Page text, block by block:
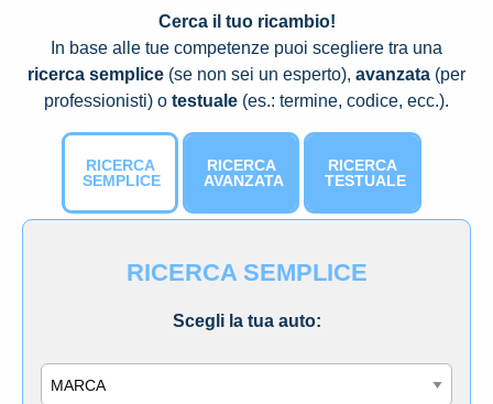
Cerca il tuo ricambio!
In base alle tue competenze puoi scegliere tra una
ricerca semplice (se non sei un esperto), avanzata (per
professionisti) o testuale (es.: termine, codice, ecc.).
RICERCA
SEMPLICE
RICERCA
AVANZATA
RICERCA
TESTUALE
RICERCA SEMPLICE
Scegli la tua auto: